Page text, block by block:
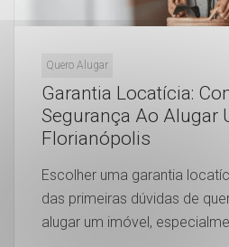
Quero Alugar
Garantia Locatícia:
Segurança Ao Alugar
Florianópolis
Escolher uma garantia
das primeiras dúvidas de
alugar um imóvel,